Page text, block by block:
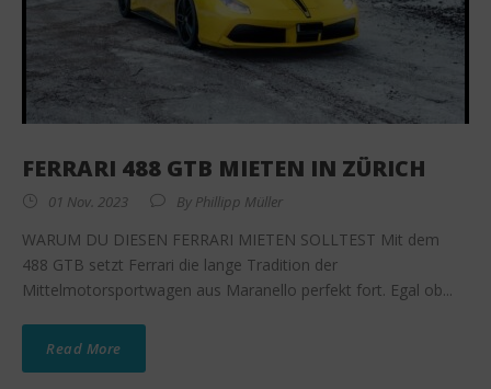
FERRARI 488 GTB MIETEN IN ZÜRICH
01 Nov. 2023 By Phillipp Müller
WARUM DU DIESEN FERRARI MIETEN SOLLTEST Mit dem
488 GTB setzt Ferrari die lange Tradition der
Mittelmotorsportwagen aus Maranello perfekt fort. Egal ob...
Read More